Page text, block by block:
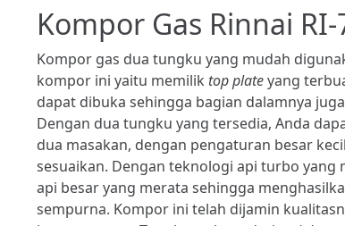
Kompor Gas Rinnai RI-
Kompor gas dua tungku yang mudah
kompor ini yaitu memilik top plateyang
dapat dibuka sehingga bagian dalamnya
Dengan dua tungku yang tersedia, Anda
dua masakan, dengan pengaturan besar
sesuaikan. Dengan teknologi api turbo yang
api besar yang merata sehingga
sempurna. Kompor ini telah dijamin